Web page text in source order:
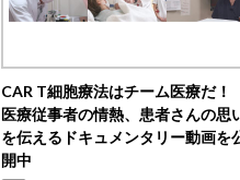
CAR T細胞療法はチーム医療だ！
医療従事者の情熱、患者さんの思
を伝えるドキュメンタリー動画を
開中